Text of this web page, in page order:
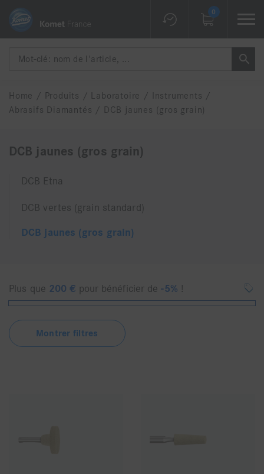
0
Home / Produits / Laboratoire / Instruments /
Abrasifs Diamantés / DCB jaunes (gros grain)
DCB jaunes (gros grain)
DCB Etna
DCB vertes (grain standard)
DCB jaunes (gros grain)
Plus que 200 € pour bénéficier de-5% !
Montrer filtres